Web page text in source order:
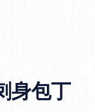
身包丁